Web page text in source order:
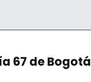
67 de Bogotá